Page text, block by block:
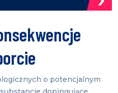
o potencjalnym